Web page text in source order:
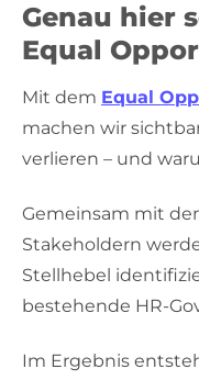
Genau hier
Equal
Mit dem Equal
machen wir
verlieren – und
Gemeinsam mit
Stakeholdern
Stellhebel
bestehende HR-
Im Ergebnis